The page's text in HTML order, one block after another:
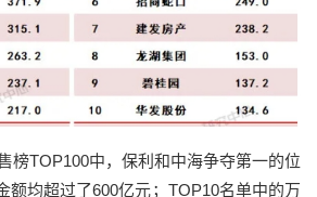
榜TOP100中，保利和中海争夺第一的位
额均超过了600亿元；TOP10名单中的万